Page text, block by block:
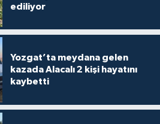
ediliyor
Yozgat’ta meydana gelen
kazada Alacalı 2 kişi hayatını
kaybetti